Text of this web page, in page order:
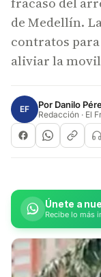
de Medellín.
contratos
aliviar la
EF Por Danilo
Redacción · El
Únete a
Recibe lo más